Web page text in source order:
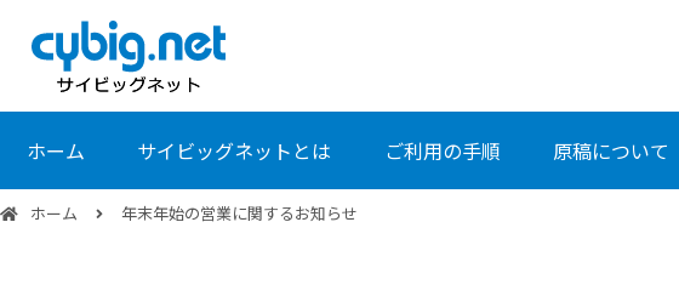
ホーム サイビッグネットとは ご利用の手順 原稿について
ホーム 年末年始の営業に関するお知らせ